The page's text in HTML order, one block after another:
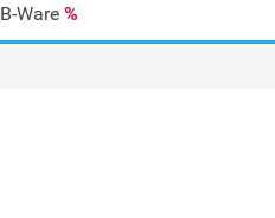
B-Ware %